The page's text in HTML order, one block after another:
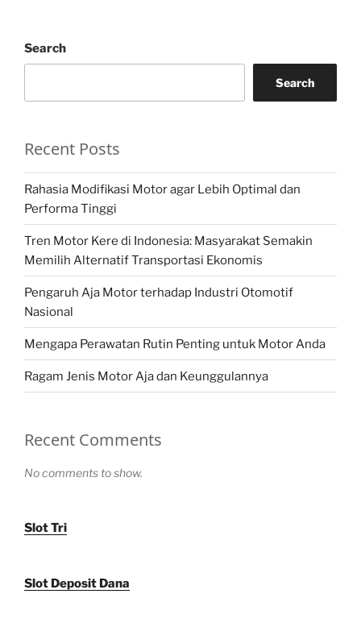
Search
Search
Recent Posts
Rahasia Modifikasi Motor agar Lebih Optimal dan
Performa Tinggi
Tren Motor Kere di Indonesia: Masyarakat Semakin
Memilih Alternatif Transportasi Ekonomis
Pengaruh Aja Motor terhadap Industri Otomotif
Nasional
Mengapa Perawatan Rutin Penting untuk Motor Anda
Ragam Jenis Motor Aja dan Keunggulannya
Recent Comments
No comments to show.
Slot Tri
Slot Deposit Dana